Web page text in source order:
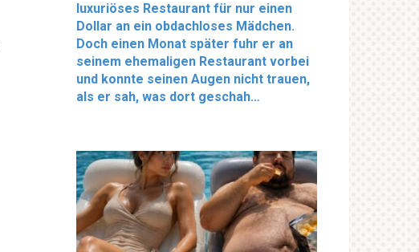
luxuriöses Restaurant für nur einen
Dollar an ein obdachloses Mädchen.
Doch einen Monat später fuhr er an
seinem ehemaligen Restaurant vorbei
und konnte seinen Augen nicht trauen,
als er sah, was dort geschah…